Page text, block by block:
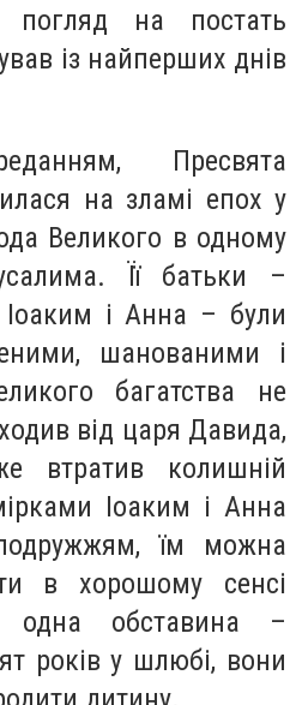
погляд на постать
із найперших днів
Пресвята
на зламі епох у
Великого в одному
Її батьки –
Іоаким і Анна – були
шанованими і
багатства не
від царя Давида,
втратив колишній
Іоаким і Анна
їм можна
в хорошому сенсі
обставина –
років у шлюбі, вони